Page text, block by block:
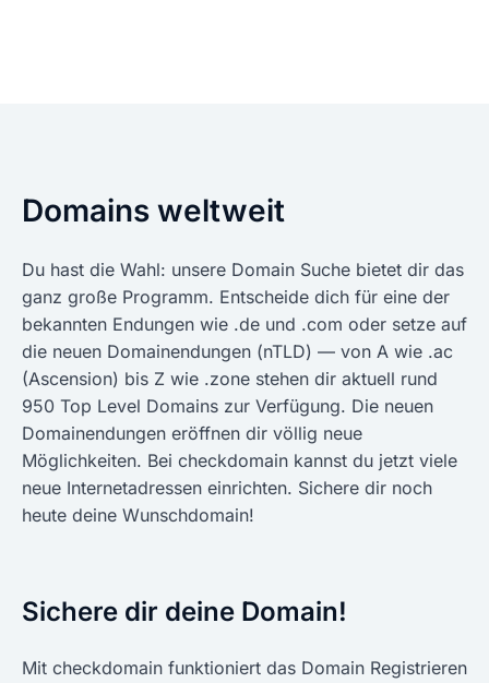
Domains weltweit
Du hast die Wahl: unsere Domain Suche bietet dir das
ganz große Programm. Entscheide dich für eine der
bekannten Endungen wie .de und .com oder setze auf
die neuen Domainendungen (nTLD) — von A wie .ac
(Ascension) bis Z wie .zone stehen dir aktuell rund
950 Top Level Domains zur Verfügung. Die neuen
Domainendungen eröffnen dir völlig neue
Möglichkeiten. Bei checkdomain kannst du jetzt viele
neue Internetadressen einrichten. Sichere dir noch
heute deine Wunschdomain!
Sichere dir deine Domain!
Mit checkdomain funktioniert das Domain Registrieren